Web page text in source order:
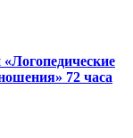
72 часа